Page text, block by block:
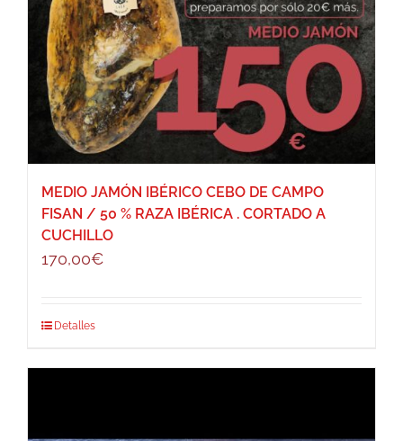
MEDIO JAMÓN IBÉRICO CEBO DE CAMPO
FISAN / 50 % RAZA IBÉRICA . CORTADO A
CUCHILLO
170,00€
Detalles